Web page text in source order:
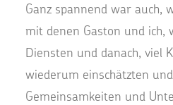
Ganz spannend war auch,
mit denen Gaston und ich,
Diensten und danach, viel
wiederum einschätzten
Gemeinsamkeiten und